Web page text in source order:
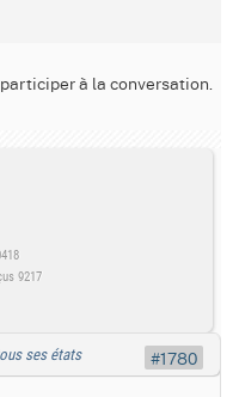
à la conversation.
9217
ses états #1780